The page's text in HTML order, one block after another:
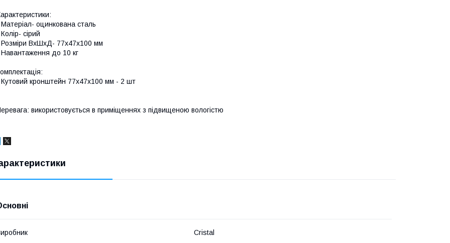
Матеріал- оцинкована сталь
Колір- сірий
Розміри ВхШхД- 77x47x100 мм
Навантаження до 10 кг
Кутовий кронштейн 77x47x100 мм - 2 шт
використовується в приміщеннях з підвищеною вологістю
Cristal